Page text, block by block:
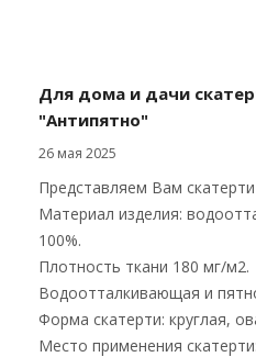
Для дома и дачи
"Антипятно"
26 мая 2025
Представляем Вам
Материал изделия:
100%.
Плотность ткани 180 мг/м2.
Водоотталкивающая и
Форма скатерти: круглая,
Место применения